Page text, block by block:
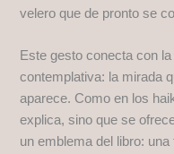
velero que de pronto se
Este gesto conecta con
contemplativa: la mirada
aparece. Como en los
explica, sino que se
un emblema del libro: